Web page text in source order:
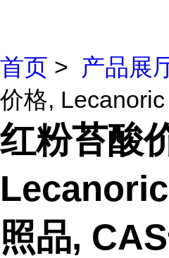
首页 > 产品展
价格,
红粉苔酸
照品,